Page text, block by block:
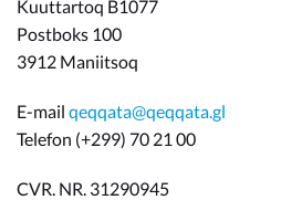
Kuuttartoq B1077
Postboks 100
3912 Maniitsoq
E-mail qeqqata@qeqqata.gl
Telefon (+299) 70 21 00
CVR. NR. 31290945